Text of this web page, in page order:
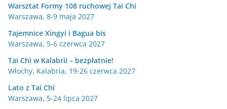
Warsztat Formy 108 ruchowej Tai Chi
Warszawa, 8-9 maja 2027
Tajemnice Xingyi i Bagua bis
Warszawa, 5-6 czerwca 2027
Tai Chi w Kalabrii – bezpłatnie!
Włochy, Kalabria, 19-26 czerwca 2027
Lato z Tai Chi
Warszawa, 5-24 lipca 2027